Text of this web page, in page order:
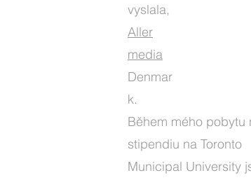
vyslala,
Aller
media
Denmar
k.
Během mého pobytu
stipendiu na Toronto
Municipal University